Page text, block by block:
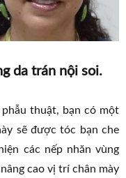
da trán nội soi.
phẫu thuật, bạn có một
sẽ được tóc bạn che
các nếp nhăn vùng
cao vị trí chân mày